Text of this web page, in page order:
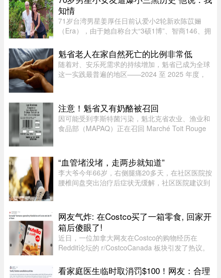
壮族，1963年9月28日出生于 ...
知情
71岁台湾男星姜厚任日前认爱小2轮新欢陈苡㛤
（Era），由于她自称台大“3硕1博”、智商146、拥
灵异能，3岁就认出姜厚任，时隔39年“重逢”，彼
此有七世情缘，离奇的相恋 ...
魁省老人在家自然死亡的比例非常低
随着对、安乐死需求的持续增加，魁省已成为全球
这一实践最普遍的地区——2024 至 2025 年度，
尊严离世这方面，魁省的表现 ...
注意！魁省又有奶酪被召回
因可能受到李斯特菌污染，魁北克省农业、渔业和
食品部（MAPAQ）正在召回 Marché Toit Rouge
年 7 月 6 日至 16 ...
“血管堵没堵，走两步就知道”
李大爷今年66岁，右侧腿痛20多天，在社区医院按
腰椎间盘突出治疗后症状无缓解，社区医院建议到
侧）、胫后动脉（小腿后侧 ...
网友气炸: 在Costco买了一箱零食, 回家开
箱后傻眼了!
近日，一位加拿大网友在Costco的购物经历在
Reddit论坛的 r/CostcoCanada 板块引发了热议。
果回家一开箱，血压直接飙升——里面的零食居然
看家庭医生临时取消罚$100！网友：合理